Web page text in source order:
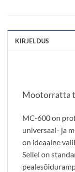
KIRJELDUS
Mootorratta
MC-600 on
universaal- ja
on ideaalne
Sellel on